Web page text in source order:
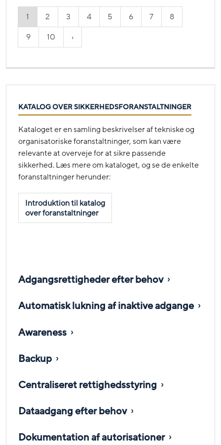
1 2 3 4 5 6 7
8
9
10
KATALOG OVER SIKKERHEDSFORANSTALTNINGER
Kataloget er en samling beskrivelser af tekniske og
organisatoriske foranstaltninger, som kan være
relevante at overveje for at sikre passende
sikkerhed. Læs mere om kataloget, og se de enkelte
foranstaltninger herunder:
Introduktion til katalog
over foranstaltninger
Adgangsrettigheder efter behov
Automatisk lukning af inaktive adgange
Awareness
Backup
Centraliseret rettighedsstyring
Dataadgang efter behov
Dokumentation af autorisationer